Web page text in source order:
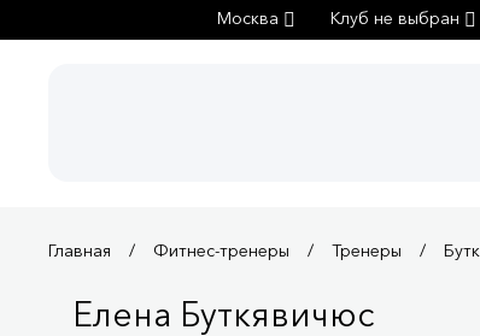
Москва Клуб не выбран
Главная Фитнес-тренеры Тренеры
Елена Буткявичюс